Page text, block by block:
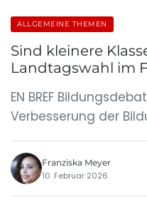
ALLGEMEINE THEMEN
Sind kleinere
Landtagswahl im
EN BREF
Verbesserung der
Franziska Meyer
10. Februar 2026